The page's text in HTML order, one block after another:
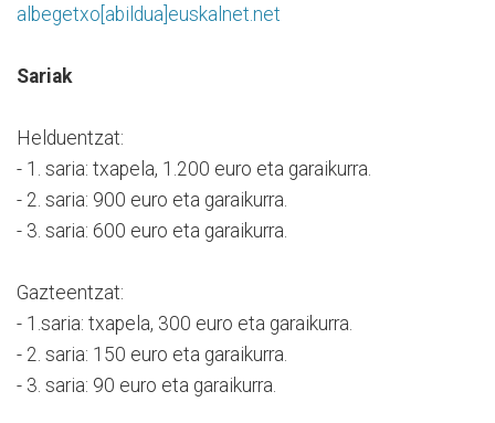
albegetxo[abildua]euskalnet.net
Sariak
Helduentzat:
- 1. saria: txapela, 1.200 euro eta garaikurra.
- 2. saria: 900 euro eta garaikurra.
- 3. saria: 600 euro eta garaikurra.
Gazteentzat:
- 1.saria: txapela, 300 euro eta garaikurra.
- 2. saria: 150 euro eta garaikurra.
- 3. saria: 90 euro eta garaikurra.